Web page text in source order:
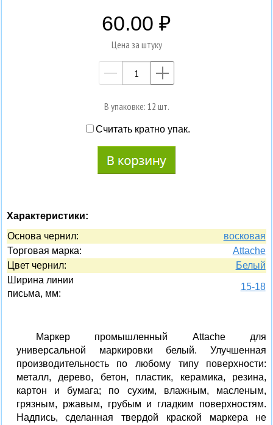
60.00
Цена за штуку
—
В упаковке: 12 шт.
Считать кратно упак.
Характеристики:
Основа чернил:
восковая
Торговая марка:
Attache
Цвет чернил:
Белый
Ширина линии
письма, мм:
15-18
Маркер промышленный Attache для
универсальной маркировки белый. Улучшенная
производительность по любому типу поверхности:
металл, дерево, бетон, пластик, керамика, резина,
картон и бумага; по сухим, влажным, масленым,
грязным, ржавым, грубым и гладким поверхностям.
Надпись, сделанная твердой краской маркера не